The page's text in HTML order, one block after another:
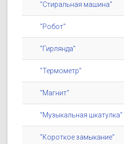
"Стиральная машина"
"Робот"
"Гирлянда"
"Термометр"
"Магнит"
"Музыкальная шкатулка"
"Короткое замыкание"